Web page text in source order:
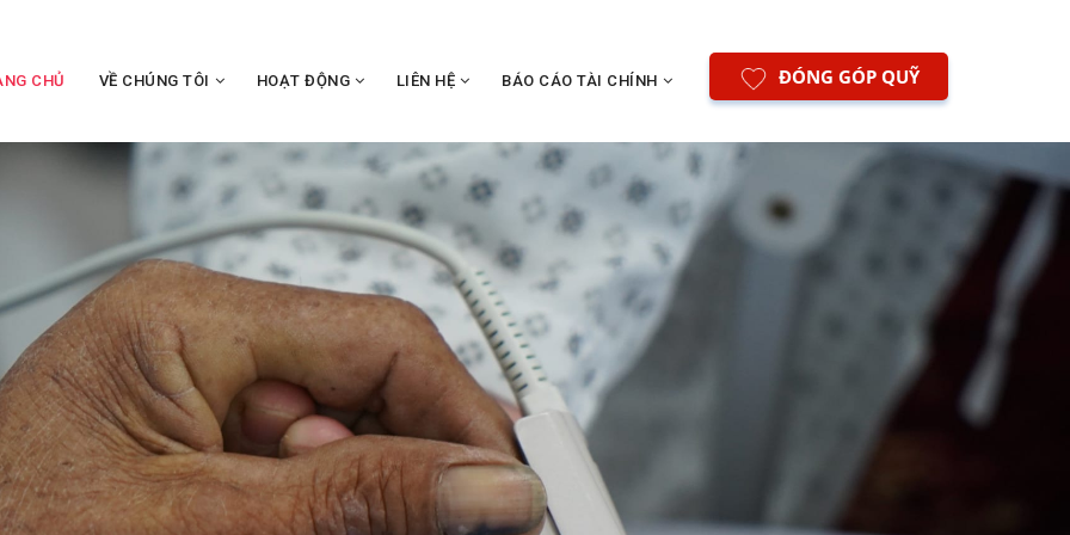
ĐÓNG GÓP QUỸ
CHỦ VỀ CHÚNG TÔI HOẠT ĐỘNG LIÊN HỆ BÁO CÁO TÀI CHÍNH